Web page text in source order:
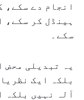
انجام دے سکے،
ہینڈل کر سکے،
سکے۔
یہ تبدیلی محض
بلکہ ایک
آلہ نہیں بلکہ